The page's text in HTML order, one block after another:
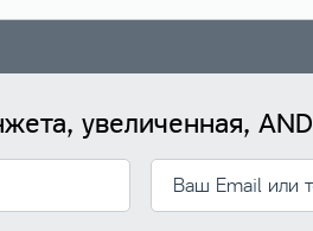
увеличенная, AND